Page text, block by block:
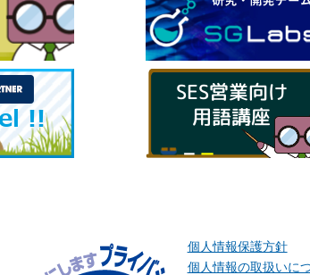
個人情報保護方針
個人情報の取扱いに